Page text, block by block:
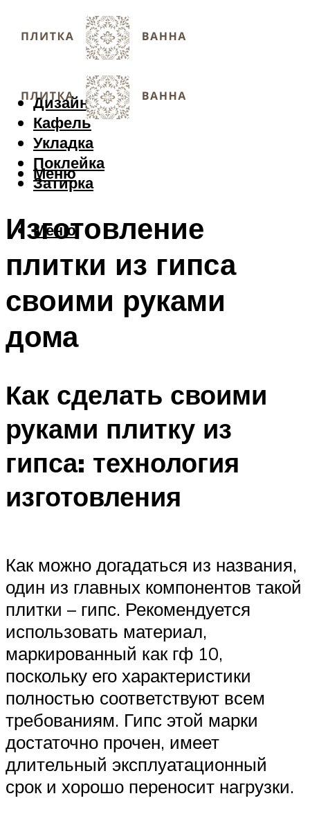
Дизайн
Кафель
Укладка
Поклейка
Затирка
Меню
Меню
Изготовление
плитки из гипса
своими руками
дома
Как сделать своими
руками плитку из
гипса: технология
изготовления
Как можно догадаться из названия,
один из главных компонентов такой
плитки – гипс. Рекомендуется
использовать материал,
маркированный как гф 10,
поскольку его характеристики
полностью соответствуют всем
требованиям. Гипс этой марки
достаточно прочен, имеет
длительный эксплуатационный
срок и хорошо переносит нагрузки.